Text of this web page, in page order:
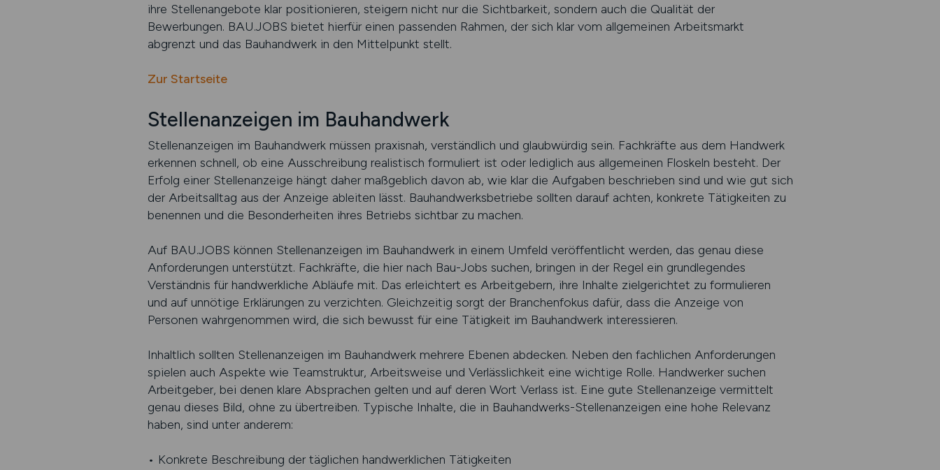
ihre Stellenangebote klar positionieren, steigern nicht nur die Sichtbarkeit, sondern auch die Qualität der
Bewerbungen. BAU.JOBS bietet hierfür einen passenden Rahmen, der sich klar vom allgemeinen Arbeitsmarkt
abgrenzt und das Bauhandwerk in den Mittelpunkt stellt.
Zur Startseite
Stellenanzeigen im Bauhandwerk
Stellenanzeigen im Bauhandwerk müssen praxisnah, verständlich und glaubwürdig sein. Fachkräfte aus dem Handwerk
erkennen schnell, ob eine Ausschreibung realistisch formuliert ist oder lediglich aus allgemeinen Floskeln besteht. Der
Erfolg einer Stellenanzeige hängt daher maßgeblich davon ab, wie klar die Aufgaben beschrieben sind und wie gut sich
der Arbeitsalltag aus der Anzeige ableiten lässt. Bauhandwerksbetriebe sollten darauf achten, konkrete Tätigkeiten zu
benennen und die Besonderheiten ihres Betriebs sichtbar zu machen.
Auf BAU.JOBS können Stellenanzeigen im Bauhandwerk in einem Umfeld veröffentlicht werden, das genau diese
Anforderungen unterstützt. Fachkräfte, die hier nach Bau-Jobs suchen, bringen in der Regel ein grundlegendes
Verständnis für handwerkliche Abläufe mit. Das erleichtert es Arbeitgebern, ihre Inhalte zielgerichtet zu formulieren
und auf unnötige Erklärungen zu verzichten. Gleichzeitig sorgt der Branchenfokus dafür, dass die Anzeige von
Personen wahrgenommen wird, die sich bewusst für eine Tätigkeit im Bauhandwerk interessieren.
Inhaltlich sollten Stellenanzeigen im Bauhandwerk mehrere Ebenen abdecken. Neben den fachlichen Anforderungen
spielen auch Aspekte wie Teamstruktur, Arbeitsweise und Verlässlichkeit eine wichtige Rolle. Handwerker suchen
Arbeitgeber, bei denen klare Absprachen gelten und auf deren Wort Verlass ist. Eine gute Stellenanzeige vermittelt
genau dieses Bild, ohne zu übertreiben. Typische Inhalte, die in Bauhandwerks-Stellenanzeigen eine hohe Relevanz
haben, sind unter anderem:
• Konkrete Beschreibung der täglichen handwerklichen Tätigkeiten